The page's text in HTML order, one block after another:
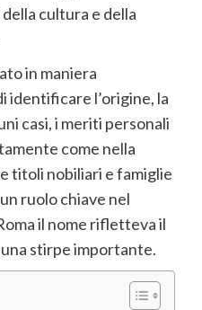
cultura e della
in maniera
identificare l’origine, la
casi, i meriti personali
come nella
titoli nobiliari e famiglie
ruolo chiave nel
il nome rifletteva il
una stirpe importante.